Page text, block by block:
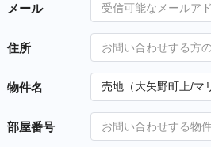
メール
住所
物件名
部屋番号